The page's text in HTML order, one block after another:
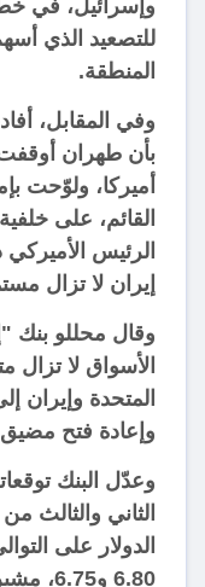
وإسرائيل، في
للتصعيد الذي
المنطقة.
وفي المقابل،
بأن طهران
أميركا، ولوّحت
القائم، على
الرئيس
إيران لا تزال
وقال محللو بنك
الأسواق لا تزال
المتحدة وإيران
وإعادة فتح
وعدّل البنك
الدولار على
6.80